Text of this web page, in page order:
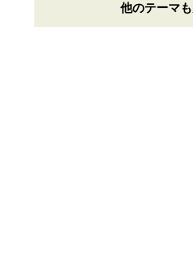
他のテーマ